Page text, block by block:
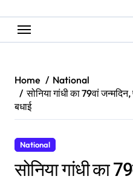
Home
National
सोनिया गांधी का 79वां
बधाई
National
सोनिया गांधी का